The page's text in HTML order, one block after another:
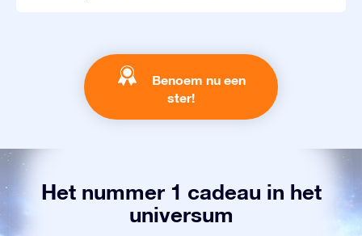
Benoem nu een
ster!
Het nummer 1 cadeau in het
universum